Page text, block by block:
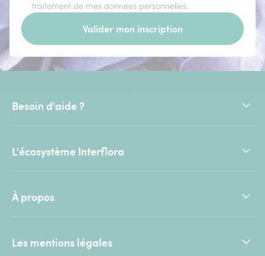
traitement de mes données personnelles.
Valider mon inscription
Besoin d'aide ?
L'écosystème Interflora
À propos
Les mentions légales